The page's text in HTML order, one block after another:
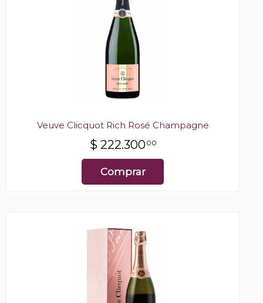
Veuve Clicquot Rich Rosé Champagne
$ 222.30000
Comprar